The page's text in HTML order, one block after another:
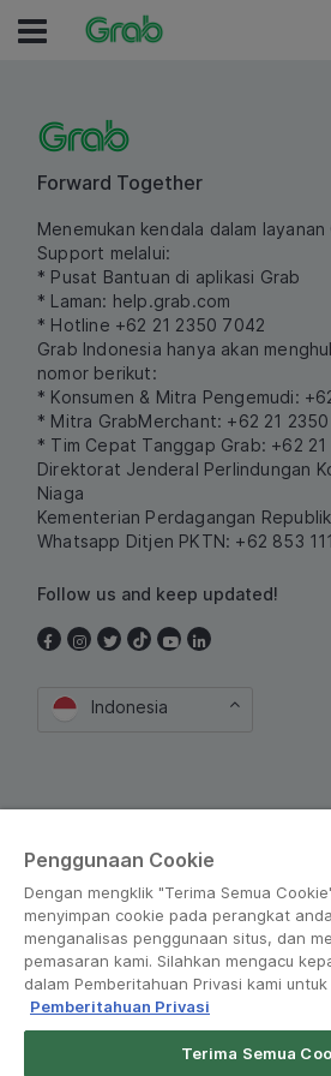
Forward Together
Menemukan kendala dalam
Support melalui:
* Pusat Bantuan di aplikasi Grab
* Laman: help.grab.com
* Hotline +62 21 2350 7042
Grab Indonesia hanya akan
nomor berikut:
* Konsumen & Mitra Pengemudi:
* Mitra GrabMerchant: +62 21
* Tim Cepat Tanggap Grab: +62
Direktorat Jenderal Perlindungan
Niaga
Kementerian Perdagangan
Whatsapp Ditjen PKTN: +62 853
Follow us and keep updated!
Indonesia
Peraturan dan Kebijakan •
© Grab 2010 -
Penggunaan Cookie
Dengan mengklik "Terima Semua
menyimpan cookie pada perangkat
menganalisas penggunaan situs, dan
pemasaran kami. Silahkan mengacu
dalam Pemberitahuan Privasi kami
Pemberitahuan Privasi
Terima Semua